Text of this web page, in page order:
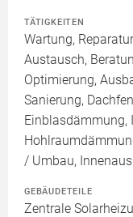
TÄTIGKEITEN
Wartung,
Austausch,
Optimierung,
Sanierung,
Einblasdämmung,
/ Umbau,
GEBÄUDETEILE
Zentrale